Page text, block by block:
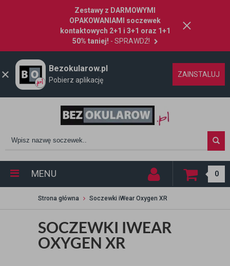
Zestawy z DARMOWYMI
OPAKOWANIAMI soczewek
kontaktowych 2+1 i 3+1 oraz 1+1
50% taniej! - SPRAWDŹ!
Bezokularow.pl
Pobierz aplikację
ZAINSTALUJ
MENU 0
Strona główna Soczewki iWear Oxygen XR
SOCZEWKI IWEAR
OXYGEN XR